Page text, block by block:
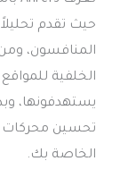
حيث تقدم
المنافسون،
الخلفية
يستهدفونها،
تحسين محركات
الخاصة بك.